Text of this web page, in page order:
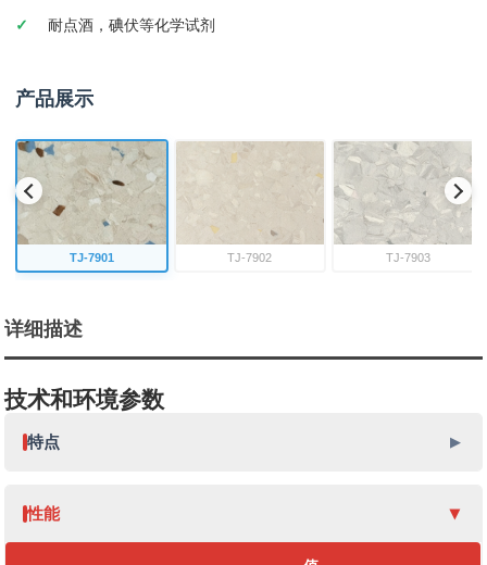
耐点酒，碘伏等化学试剂
产品展示
TJ-7901 TJ-7902 TJ-7903
详细描述
技术和环境参数
特点
性能